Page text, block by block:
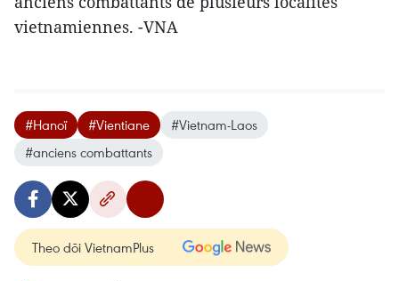
vietnamiennes. -VNA
#Hanoï #Vientiane
#Vietnam-Laos
#anciens combattants
Theo dõi VietnamPlus